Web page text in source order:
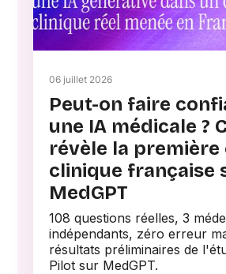
06 juillet 2026
Peut-on faire
une IA médicale ?
révèle la première
clinique française
MedGPT
108 questions réelles, 3
indépendants, zéro erreur
résultats préliminaires de
Pilot sur MedGPT.